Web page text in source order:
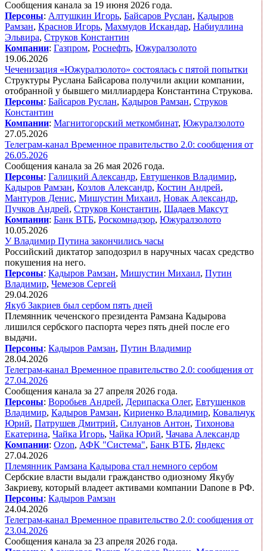
Сообщения канала за 19 июня 2026 года.
Персоны: Алтушкин Игорь, Байсаров Руслан, Кадыров
Рамзан, Краснов Игорь, Махмудов Искандар, Набиуллина
Эльвира, Струков Константин
Компании: Газпром, Роснефть, Южуралзолото
19.06.2026
Чеченизация «Южуралзолото» состоялась с пятой попытки
Структуры Руслана Байсарова получили акции компании,
отобранной у бывшего миллиардера Константина Струкова.
Персоны: Байсаров Руслан, Кадыров Рамзан, Струков
Константин
Компании: Магнитогорский меткомбинат, Южуралзолото
27.05.2026
Телеграм-канал Временное правительство 2.0: сообщения от
26.05.2026
Сообщения канала за 26 мая 2026 года.
Персоны: Галицкий Александр, Евтушенков Владимир,
Кадыров Рамзан, Козлов Александр, Костин Андрей,
Мантуров Денис, Мишустин Михаил, Новак Александр,
Пучков Андрей, Струков Константин, Шадаев Максут
Компании: Банк ВТБ, Роскомнадзор, Южуралзолото
10.05.2026
У Владимир Путина закончились часы
Российский диктатор заподозрил в наручных часах средство
покушения на него.
Персоны: Кадыров Рамзан, Мишустин Михаил, Путин
Владимир, Чемезов Сергей
29.04.2026
Якуб Закриев был сербом пять дней
Племянник чеченского президента Рамзана Кадырова
лишился сербского паспорта через пять дней после его
выдачи.
Персоны: Кадыров Рамзан, Путин Владимир
28.04.2026
Телеграм-канал Временное правительство 2.0: сообщения от
27.04.2026
Сообщения канала за 27 апреля 2026 года.
Персоны: Воробьев Андрей, Дерипаска Олег, Евтушенков
Владимир, Кадыров Рамзан, Кириенко Владимир, Ковальчук
Юрий, Патрушев Дмитрий, Силуанов Антон, Тихонова
Екатерина, Чайка Игорь, Чайка Юрий, Чачава Александр
Компании: Ozon, АФК "Система", Банк ВТБ, Яндекс
27.04.2026
Племянник Рамзана Кадырова стал немного сербом
Сербские власти выдали гражданство одиозному Якубу
Закриеву, который владеет активами компании Danone в РФ.
Персоны: Кадыров Рамзан
24.04.2026
Телеграм-канал Временное правительство 2.0: сообщения от
23.04.2026
Сообщения канала за 23 апреля 2026 года.